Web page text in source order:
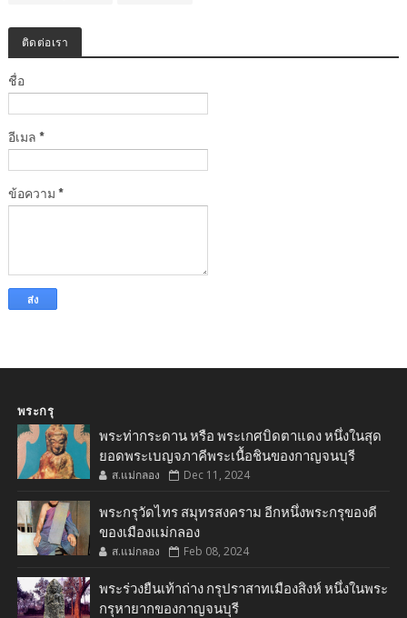
ติดต่อเรา
ชื่อ
อีเมล*
ข้อความ*
พระกรุ
พระท่ากระดาน หรือ พระเกศบิดตาแดง หนึ่งในสุด
ยอดพระเบญจภาคีพระเนื้อชินของกาญจนบุรี
ส.แม่กลอง Dec 11, 2024
พระกรุวัดไทร สมุทรสงคราม อีกหนึ่งพระกรุของดี
ของเมืองแม่กลอง
ส.แม่กลอง Feb 08, 2024
พระร่วงยืนเท้าถ่าง กรุปราสาทเมืองสิงห์ หนึ่งในพระ
กรุหายากของกาญจนบุรี